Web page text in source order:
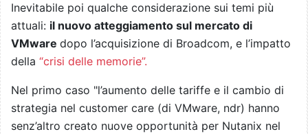
Inevitabile poi qualche considerazione sui temi più
attuali: il nuovo atteggiamento sul mercato di
VMware dopo l’acquisizione di Broadcom, e l’impatto
della “crisi delle memorie”.
Nel primo caso "l’aumento delle tariffe e il cambio di
strategia nel customer care (di VMware, ndr) hanno
senz’altro creato nuove opportunità per Nutanix nel